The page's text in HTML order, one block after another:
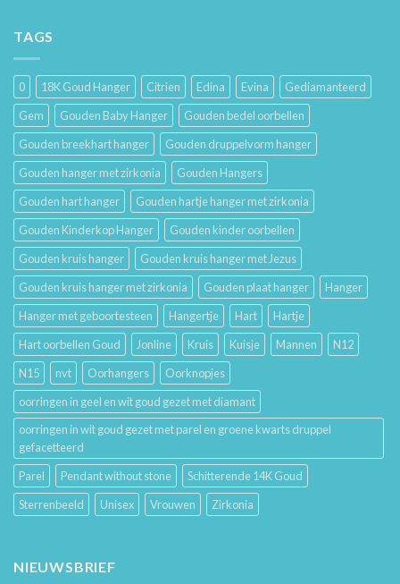
Hun
Betekenis
TAGS
0 18K Goud Hanger Citrien Edina Evina
Gediamanteerd
Gem
Gouden Baby Hanger
Gouden bedel oorbellen
Gouden breekhart hanger
Gouden druppelvorm hanger
Gouden hanger met zirkonia
Gouden Hangers
Gouden hart hanger
Gouden hartje hanger met zirkonia
Gouden Kinderkop Hanger
Gouden kinder oorbellen
Gouden kruis hanger
Gouden kruis hanger met Jezus
Gouden kruis hanger met zirkonia
Gouden plaat hanger
Hanger
Hanger met geboortesteen
Hangertje Hart
Hartje
Hart oorbellen Goud
Jonline Kruis Kuisje Mannen
N12
N15
nvt Oorhangers
Oorknopjes
oorringen in geel en wit goud gezet met diamant
oorringen in wit goud gezet met parel en groene kwarts druppel
gefacetteerd
Parel
Pendant without stone
Schitterende 14K Goud
Sterrenbeeld
Unisex Vrouwen Zirkonia
NIEUWSBRIEF